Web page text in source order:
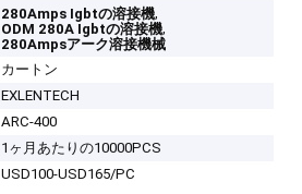
280Amps Igbtの溶接機,
ODM 280A Igbtの溶接機,
280Ampsアーク溶接機械
カートン
EXLENTECH
ARC-400
1ヶ月あたりの10000PCS
USD100-USD165/PC